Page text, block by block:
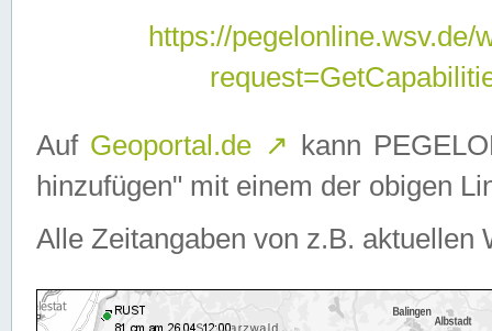
https://
Auf Geoportal.de ↗ kann
hinzufügen" mit einem der obigen
Alle Zeitangaben von z.B. aktuellen